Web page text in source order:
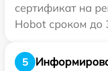
сертификат на
Hobot сроком до
5